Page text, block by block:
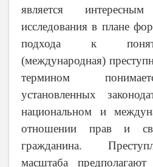
является
исследования в плане
подхода к
(международная)
термином
установленных
национальном и
отношении прав и
гражданина.
масштаба предполагают